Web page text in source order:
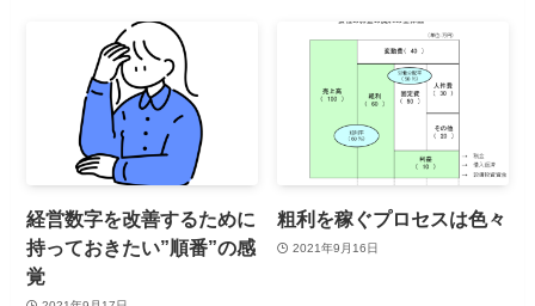
経営数字を改善するために
持っておきたい”順番”の感
覚
粗利を稼ぐプロセスは色々
2021年9月16日